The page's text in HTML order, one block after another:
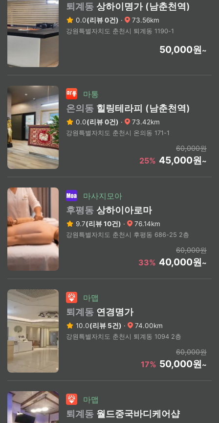
퇴계동 상하이명가 (남춘천역)
0.0(리뷰 0건) · 73.56km
강원특별자치도 춘천시 퇴계동 1190-1
50,000원~
마통
온의동 힐링테라피 (남춘천역)
0.0(리뷰 0건) · 73.42km
강원특별자치도 춘천시 온의동 171-1
60,000원
25% 45,000원~
마사지모아
후평동 상하이아로마
9.7(리뷰 10건) · 76.14km
강원특별자치도 춘천시 후평동 686-25 2층
60,000원
33% 40,000원~
마맵
퇴계동 연경명가
10.0(리뷰 5건) · 74.00km
강원특별자치도 춘천시 퇴계동 1094 2층
60,000원
17% 50,000원~
마맵
퇴계동 월드중국바디케어샵